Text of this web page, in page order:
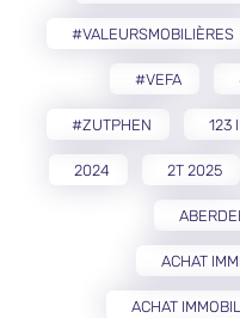
#VALEURSMOBILIÈRES
#VEFA
#ZUTPHEN 123
2024 2T 2025
ACHAT
ACHAT